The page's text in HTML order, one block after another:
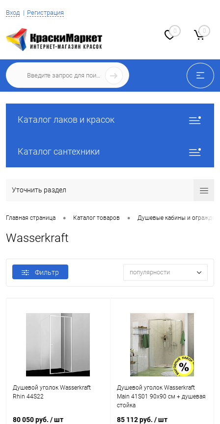
Вход Регистрация
0 0
Каталог лаков и красок
Каталог сантехники
Уточнить раздел
Главная страница • Каталог товаров • Душевые кабины и
Wasserkraft
Фильтр популярности
Душевой уголок Wasserkraft
Rhin 44S22
80 050 руб. / шт
Душевой уголок Wasserkraft
Main 41S01 90x90 см + душевая
стойка
85 112 руб. / шт